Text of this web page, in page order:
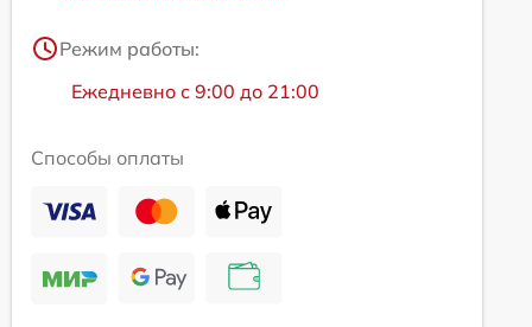
Режим работы:
Ежедневно с 9:00 до 21:00
Способы оплаты